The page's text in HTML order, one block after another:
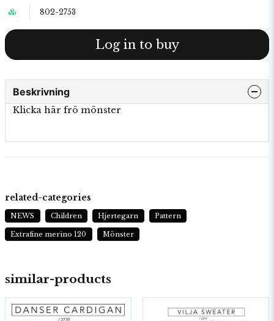
802-2753
Log in to buy
Beskrivning
Klicka här frö mönster
similar-products
related-categories
NEWS Children Hjertegarn Pattern
Extrafine merino 120 Mönster